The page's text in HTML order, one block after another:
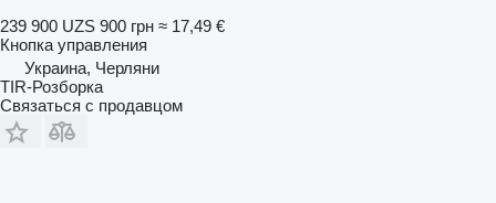
239 900 UZS 900 грн ≈ 17,49 €
Кнопка управления
Украина, Черляни
TIR-Розборка
Связаться с продавцом